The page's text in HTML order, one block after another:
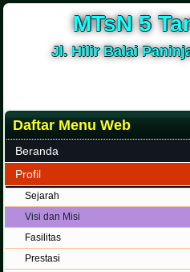
MTsN 5
Jl. Hilir Balai
Daftar Menu Web
Beranda
Profil
Sejarah
Visi dan Misi
Fasilitas
Prestasi